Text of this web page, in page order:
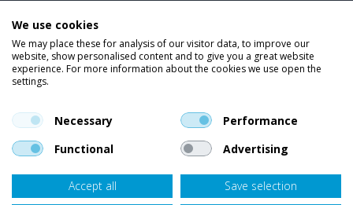
Kleding
Vind ons op social media
En blijf op de hoogte van trends, aanbiedingen en kortingsacties.
Onze klanten beoordelen Van Bellen Wind & Snowgemiddeld met een
op basis van455beoordelingen.
We use cookies
We may place these for analysis of our visitor data, to improve our
website, show personalised content and to give you a great website
experience. For more information about the cookies we use open the
settings.
Necessary
Performance
Functional
Advertising
Accept all
Save selection